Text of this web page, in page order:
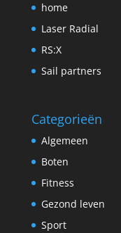
home
Laser Radial
RS:X
Sail partners
Categorieën
Algemeen
Boten
Fitness
Gezond leven
Sport